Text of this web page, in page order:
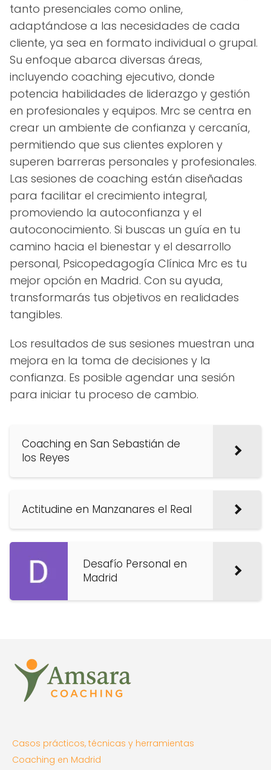
tanto presenciales como online,
adaptándose a las necesidades de cada
cliente, ya sea en formato individual o grupal.
Su enfoque abarca diversas áreas,
incluyendo coaching ejecutivo, donde
potencia habilidades de liderazgo y gestión
en profesionales y equipos. Mrc se centra en
crear un ambiente de confianza y cercanía,
permitiendo que sus clientes exploren y
superen barreras personales y profesionales.
Las sesiones de coaching están diseñadas
para facilitar el crecimiento integral,
promoviendo la autoconfianza y el
autoconocimiento. Si buscas un guía en tu
camino hacia el bienestar y el desarrollo
personal, Psicopedagogía Clínica Mrc es tu
mejor opción en Madrid. Con su ayuda,
transformarás tus objetivos en realidades
tangibles.
Los resultados de sus sesiones muestran una
mejora en la toma de decisiones y la
confianza. Es posible agendar una sesión
para iniciar tu proceso de cambio.
Coaching en San Sebastián de
los Reyes
Actitudine en Manzanares el Real
Desafío Personal en
Madrid
Casos prácticos, técnicas y herramientas
Coaching en Madrid